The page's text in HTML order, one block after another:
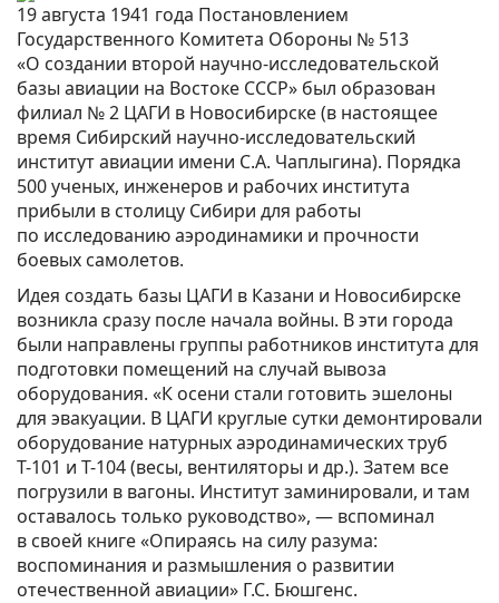
19 августа 1941 года Постановлением
Государственного Комитета Обороны № 513
«О создании второй научно-исследовательской
базы авиации на Востоке СССР» был образован
филиал № 2 ЦАГИ в Новосибирске (в настоящее
время Сибирский научно-исследовательский
институт авиации имени С.А. Чаплыгина). Порядка
500 ученых, инженеров и рабочих института
прибыли в столицу Сибири для работы
по исследованию аэродинамики и прочности
боевых самолетов.
Идея создать базы ЦАГИ в Казани и Новосибирске
возникла сразу после начала войны. В эти города
были направлены группы работников института для
подготовки помещений на случай вывоза
оборудования. «К осени стали готовить эшелоны
для эвакуации. В ЦАГИ круглые сутки демонтировали
оборудование натурных аэродинамических труб
Т-101 и Т-104 (весы, вентиляторы и др.). Затем все
погрузили в вагоны. Институт заминировали, и там
оставалось только руководство», — вспоминал
в своей книге «Опираясь на силу разума:
воспоминания и размышления о развитии
отечественной авиации» Г.С. Бюшгенс.